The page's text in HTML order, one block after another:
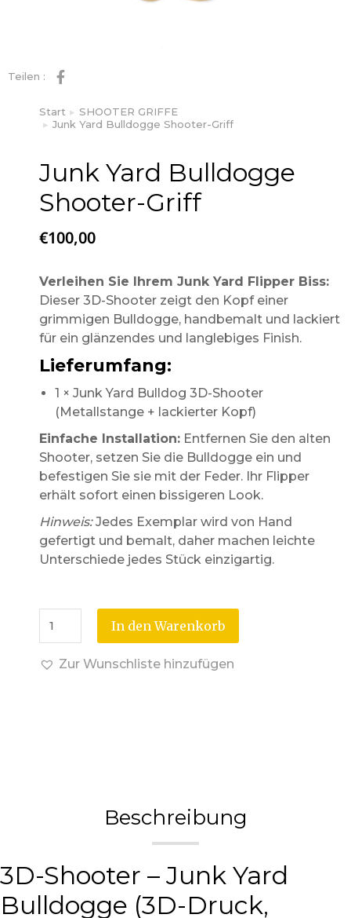
Teilen :
Sie befinden sich hier:
Start
SHOOTER GRIFFE
Junk Yard Bulldogge Shooter-Griff
Junk Yard Bulldogge
Shooter-Griff
€100,00
Verleihen Sie Ihrem Junk Yard Flipper Biss:
Dieser 3D-Shooter zeigt den Kopf einer
grimmigen Bulldogge, handbemalt und lackiert
für ein glänzendes und langlebiges Finish.
Lieferumfang:
1 × Junk Yard Bulldog 3D-Shooter
(Metallstange + lackierter Kopf)
Einfache Installation: Entfernen Sie den alten
Shooter, setzen Sie die Bulldogge ein und
befestigen Sie sie mit der Feder. Ihr Flipper
erhält sofort einen bissigeren Look.
Hinweis:Jedes Exemplar wird von Hand
gefertigt und bemalt, daher machen leichte
Unterschiede jedes Stück einzigartig.
In den Warenkorb
Zur Wunschliste hinzufügen
Beschreibung
3D-Shooter – Junk Yard
Bulldogge (3D-Druck,